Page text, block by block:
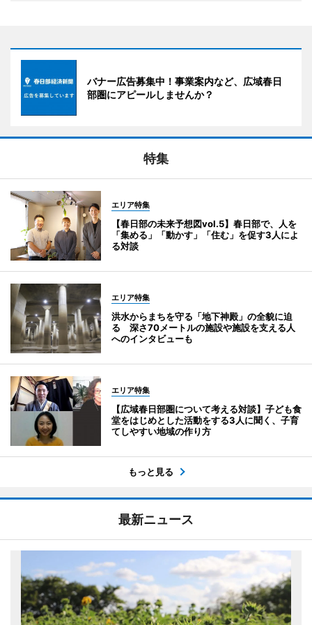
バナー広告募集中！事業案内など、広域春日
部圏にアピールしませんか？
特集
エリア特集
【春日部の未来予想図vol.5】春日部で、人を
「集める」「動かす」「住む」を促す3人によ
る対談
エリア特集
洪水からまちを守る「地下神殿」の全貌に迫
る 深さ70メートルの施設や施設を支える人
へのインタビューも
エリア特集
【広域春日部圏について考える対談】子ども食
堂をはじめとした活動をする3人に聞く、子育
てしやすい地域の作り方
もっと見る
最新ニュース